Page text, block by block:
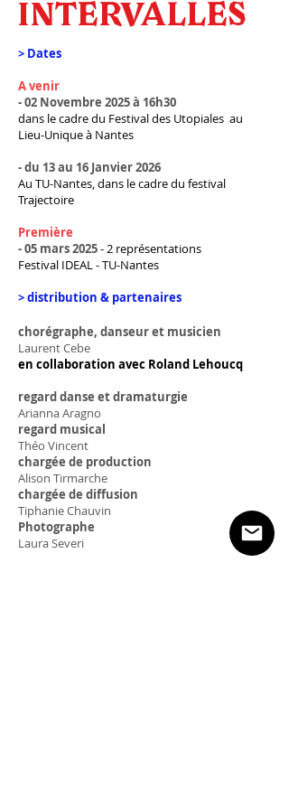
INTERVALLES
> Dates
A venir
- 02 Novembre 2025 à 16h30
dans le cadre du Festival des Utopiales au
Lieu-Unique à Nantes
- du 13 au 16 Janvier 2026
Au TU-Nantes, dans le cadre du festival
Trajectoire
Première
- 05 mars 2025- 2 représentations
Festival IDEAL - TU-Nantes
> distribution & partenaires
chorégraphe, danseur et musicien
Laurent Cebe
en collaboration avec Roland Lehoucq
regard danse et dramaturgie
Arianna Aragno
regard musical
Théo Vincent
chargée de production
Alison Tirmarche
chargée de diffusion
Tiphanie Chauvin
Photographe
Laura Severi